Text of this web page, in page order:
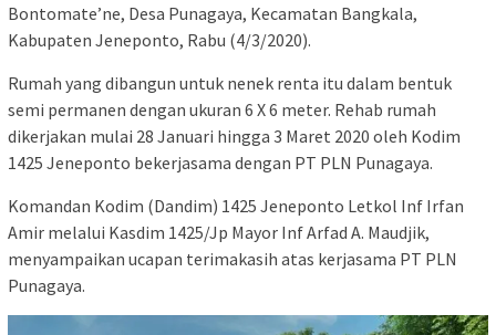
Bontomate’ne, Desa Punagaya, Kecamatan Bangkala,
Kabupaten Jeneponto, Rabu (4/3/2020).
Rumah yang dibangun untuk nenek renta itu dalam bentuk
semi permanen dengan ukuran 6 X 6 meter. Rehab rumah
dikerjakan mulai 28 Januari hingga 3 Maret 2020 oleh Kodim
1425 Jeneponto bekerjasama dengan PT PLN Punagaya.
Komandan Kodim (Dandim) 1425 Jeneponto Letkol Inf Irfan
Amir melalui Kasdim 1425/Jp Mayor Inf Arfad A. Maudjik,
menyampaikan ucapan terimakasih atas kerjasama PT PLN
Punagaya.